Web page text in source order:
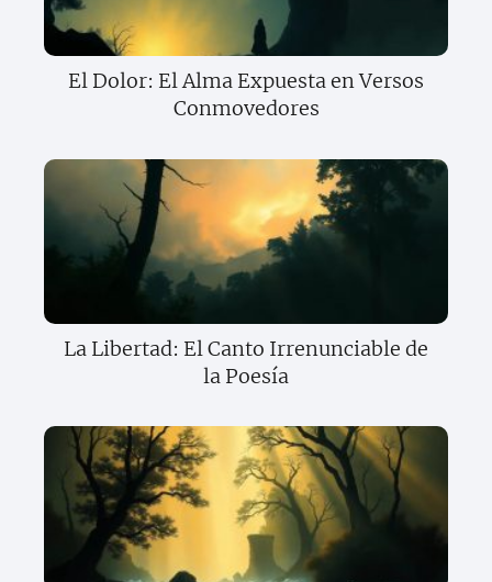
El Dolor: El Alma Expuesta en Versos
Conmovedores
La Libertad: El Canto Irrenunciable de
la Poesía